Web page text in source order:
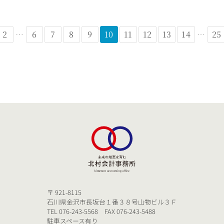
2 … 6 7 8 9 10 11 12 13 14 … 25
〒 921-8115
石川県金沢市長坂台１番３８号山物ビル３Ｆ
TEL 076-243-5568 FAX 076-243-5488
駐車スペース有り